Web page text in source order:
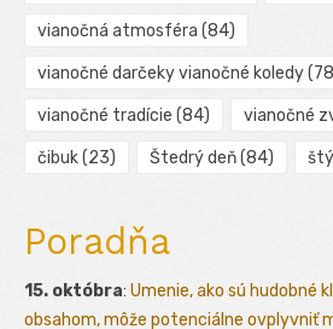
vianočná atmosféra (84)
vianočné darčeky vianočné koledy
vianočné tradície (84) vianočné
čibuk(23) Štedrý deň(84) štýl
Poradňa
15. októbra: Umenie, ako sú hudobné
obsahom, môže potenciálne ovplyvniť